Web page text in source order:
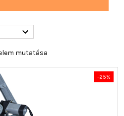

mutatása
-25%